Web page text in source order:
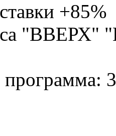
+85%
"ВВЕРХ"
программа: